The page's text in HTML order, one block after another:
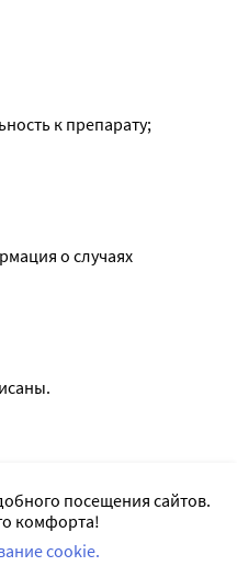
к препарату;
о случаях
средств
классификация
посещения сайтов.
комфорта!
cookie.